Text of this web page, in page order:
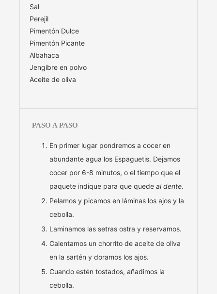
Sal
Perejil
Pimentón Dulce
Pimentón Picante
Albahaca
Jengibre en polvo
Aceite de oliva
PASO A PASO
En primer lugar pondremos a cocer en
abundante agua los Espaguetis. Dejamos
cocer por 6-8 minutos, o el tiempo que el
paquete indique para que quede al dente.
Pelamos y picamos en láminas los ajos y la
cebolla.
Laminamos las setras ostra y reservamos.
Calentamos un chorrito de aceite de oliva
en la sartén y doramos los ajos.
Cuando estén tostados, añadimos la
cebolla.